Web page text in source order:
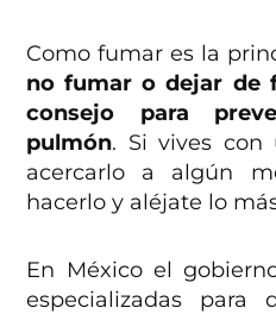
Como fumar es la
no fumar o dejar de
consejo para
pulmón. Si vives
acercarlo a algún
hacerlo y aléjate lo
En México el
especializadas